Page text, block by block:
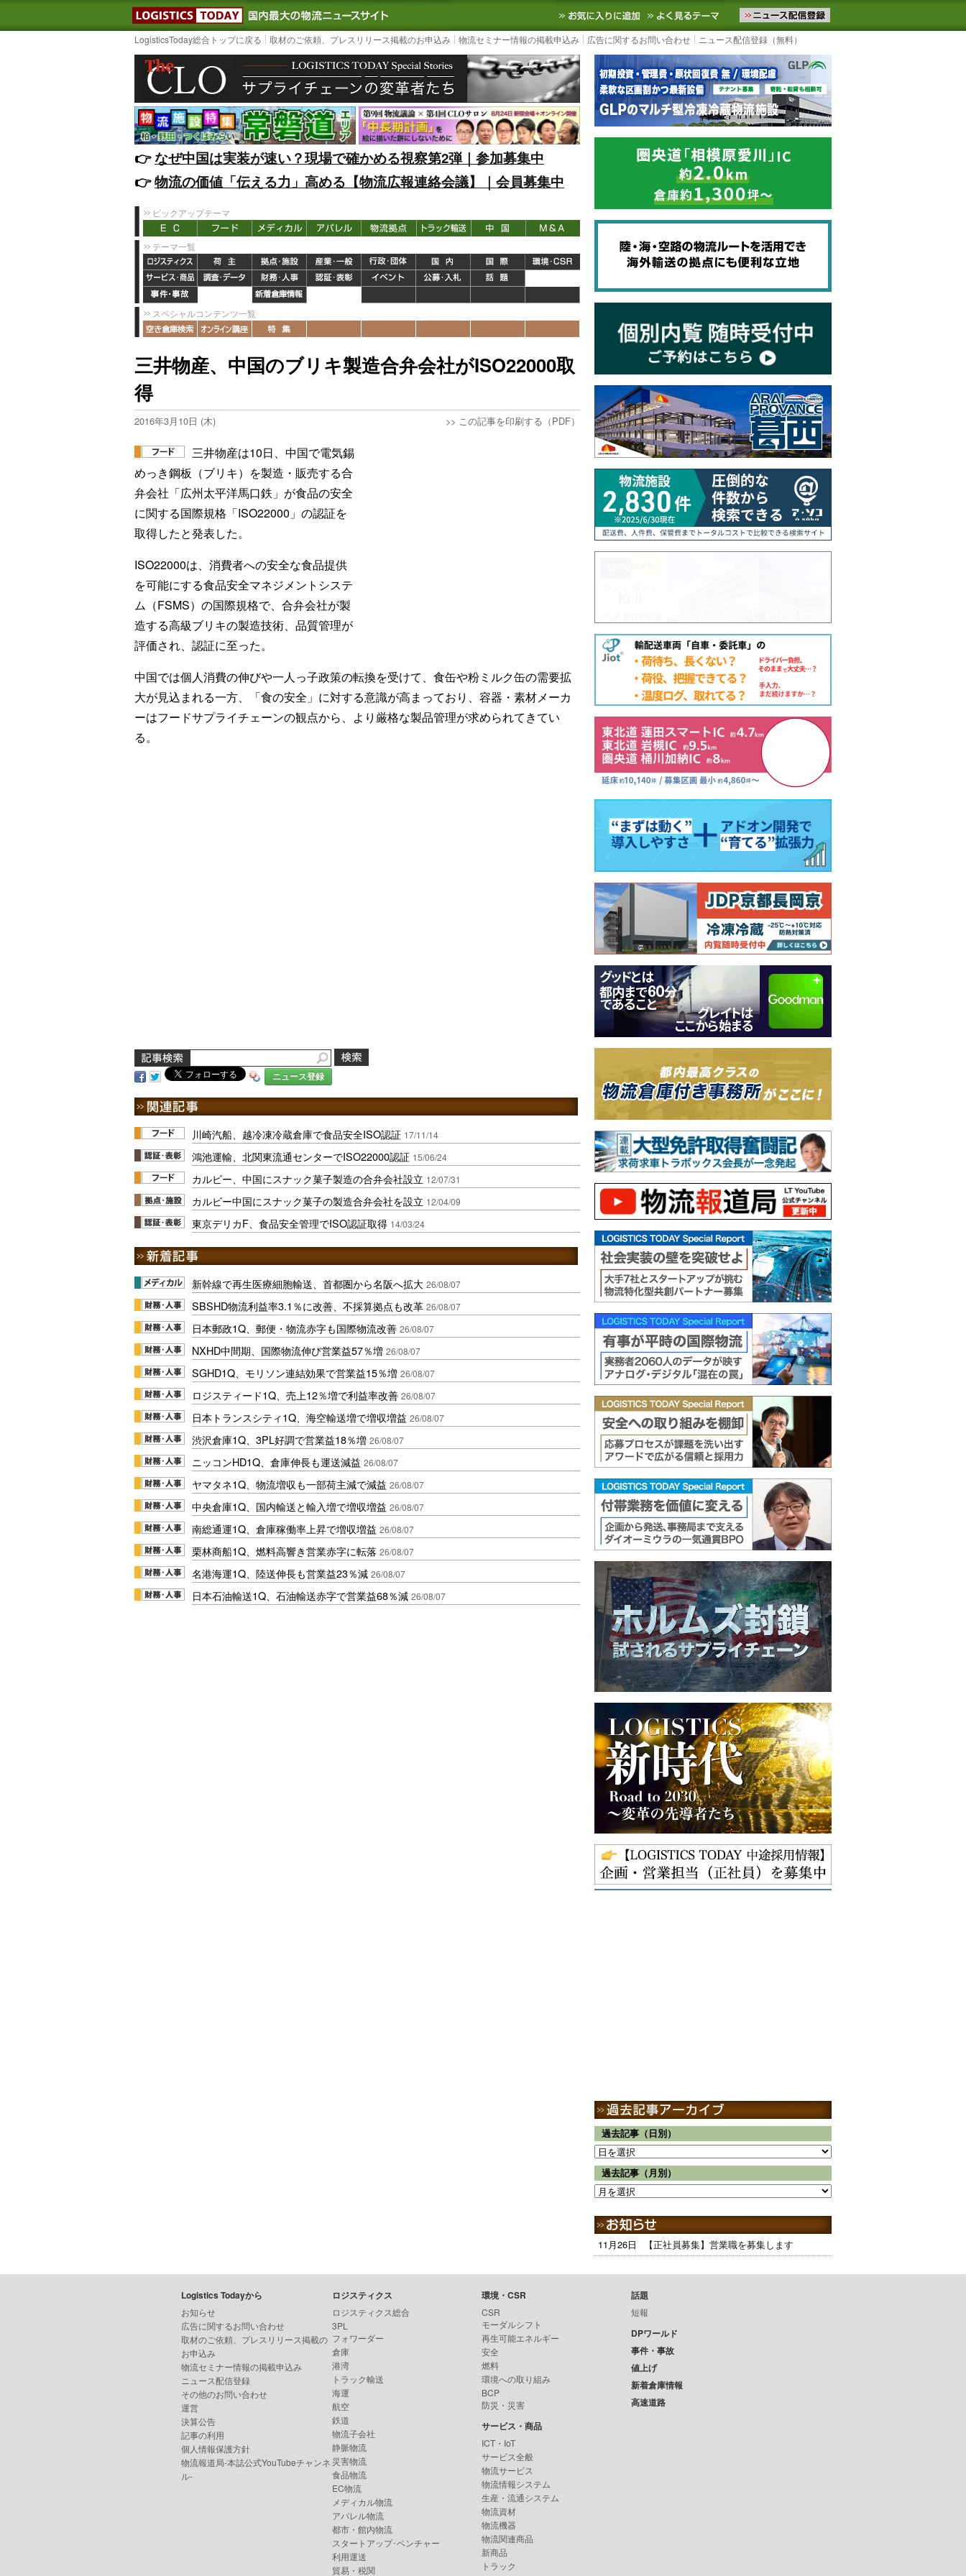
LOGISTICS TODAY｜国内最大の物流ニュースサイト3PL, SCMなど国内外の最新の物流ニュースをお届けします。物流ニュースメール配信を登録す
お気に入りに追加 よく見るテーマ
LogisticsToday総合トップに戻る 取材のご依頼、プレスリリース掲載のお申込み 物流セミナー情報の掲載申込み 広告に関するお問い合わせ ニュース配信登録（無料）
👉️なぜ中国は実装が速い？現場で確かめる視察第2弾｜参加募集中
👉️物流の価値「伝える力」高める【物流広報連絡会議】｜会員募集中
ピックアップテーマ
テーマ一覧
スペシャルコンテンツ一覧
三井物産、中国のブリキ製造合弁会社がISO22000取
得
2016年3月10日 (木) >> この記事を印刷する（PDF）
三井物産は10日、中国で電気錫
めっき鋼板（ブリキ）を製造・販売する合
弁会社「広州太平洋馬口鉄」が食品の安全
に関する国際規格「ISO22000」の認証を
取得したと発表した。
ISO22000は、消費者への安全な食品提供
を可能にする食品安全マネジメントシステ
ム（FSMS）の国際規格で、合弁会社が製
造する高級ブリキの製造技術、品質管理が
評価され、認証に至った。
中国では個人消費の伸びや一人っ子政策の転換を受けて、食缶や粉ミルク缶の需要拡
大が見込まれる一方、「食の安全」に対する意識が高まっており、容器・素材メーカ
ーはフードサプライチェーンの観点から、より厳格な製品管理が求められてきてい
る。
ニュース登録
川崎汽船、越冷凍冷蔵倉庫で食品安全ISO認証 17/11/14
鴻池運輸、北関東流通センターでISO22000認証 15/06/24
カルビー、中国にスナック菓子製造の合弁会社設立 12/07/31
カルビー中国にスナック菓子の製造合弁会社を設立 12/04/09
東京デリカF、食品安全管理でISO認証取得 14/03/24
新幹線で再生医療細胞輸送、首都圏から名阪へ拡大 26/08/07
SBSHD物流利益率3.1％に改善、不採算拠点も改革 26/08/07
日本郵政1Q、郵便・物流赤字も国際物流改善 26/08/07
NXHD中間期、国際物流伸び営業益57％増 26/08/07
SGHD1Q、モリソン連結効果で営業益15％増 26/08/07
ロジスティード1Q、売上12％増で利益率改善 26/08/07
日本トランスシティ1Q、海空輸送増で増収増益 26/08/07
渋沢倉庫1Q、3PL好調で営業益18％増 26/08/07
ニッコンHD1Q、倉庫伸長も運送減益 26/08/07
ヤマタネ1Q、物流増収も一部荷主減で減益 26/08/07
中央倉庫1Q、国内輸送と輸入増で増収増益 26/08/07
南総通運1Q、倉庫稼働率上昇で増収増益 26/08/07
栗林商船1Q、燃料高響き営業赤字に転落 26/08/07
名港海運1Q、陸送伸長も営業益23％減 26/08/07
日本石油輸送1Q、石油輸送赤字で営業益68％減 26/08/07
過去記事（日別）
過去記事（月別）
11月26日 【正社員募集】営業職を募集します
Logistics Todayから
お知らせ
広告に関するお問い合わせ
取材のご依頼、プレスリリース掲載の
お申込み
物流セミナー情報の掲載申込み
ニュース配信登録
その他のお問い合わせ
運営
決算公告
記事の利用
個人情報保護方針
物流報道局-本誌公式YouTubeチャンネ
ル-
ロジスティクス
ロジスティクス総合
3PL
フォワーダー
倉庫
港湾
トラック輸送
海運
航空
鉄道
物流子会社
静脈物流
災害物流
食品物流
EC物流
メディカル物流
アパレル物流
都市・館内物流
スタートアップ･ベンチャー
利用運送
貿易・税関
環境・CSR
CSR
モーダルシフト
再生可能エネルギー
安全
燃料
環境への取り組み
BCP
防災・災害
サービス・商品
ICT・IoT
サービス全般
物流サービス
物流情報システム
生産・流通システム
物流資材
物流機器
物流関連商品
新商品
トラック
話題
短報
DPワールド
事件・事故
値上げ
新着倉庫情報
高速道路